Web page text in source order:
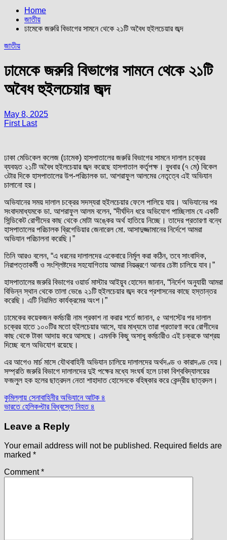
Home
জাতীয়
ঢামেকে জরুরি বিভাগের সামনে থেকে ২১টি অবৈধ হুইলচেয়ার জব্দ
জাতীয়
ঢামেকে জরুরি বিভাগের সামনে থেকে ২১টি
অবৈধ হুইলচেয়ার জব্দ
May 8, 2025
First Last
ঢাকা মেডিকেল কলেজ (ঢামেক) হাসপাতালের জরুরি বিভাগের সামনে দালাল চক্রের
ব্যবহৃত ২১টি অবৈধ হুইলচেয়ার জব্দ করেছে হাসপাতাল কর্তৃপক্ষ। বুধবার (৭ মে) বিকেল
৩টার দিকে হাসপাতালের উপ-পরিচালক ডা. আশরাফুল আলমের নেতৃত্বে এই অভিযান
চালানো হয়।
অভিযানের সময় দালাল চক্রের সদস্যরা হুইলচেয়ার ফেলে পালিয়ে যায়। অভিযানের পর
সংবাদমাধ্যমকে ডা. আশরাফুল আলম বলেন, “দীর্ঘদিন ধরে অভিযোগ পাচ্ছিলাম যে একটি
সিন্ডিকেট রোগীদের কাছ থেকে মোটা অঙ্কের অর্থ হাতিয়ে নিচ্ছে। তাদের প্রতারণা বন্ধে
হাসপাতালের পরিচালক ব্রিগেডিয়ার জেনারেল মো. আসাদুজ্জামানের নির্দেশে আমরা
অভিযান পরিচালনা করেছি।”
তিনি আরও বলেন, “এ ধরনের দালালদের একেবারে নির্মূল করা কঠিন, তবে সাংবাদিক,
নিরাপত্তাকর্মী ও সংশ্লিষ্টদের সহযোগিতায় আমরা নিয়ন্ত্রণে আনার চেষ্টা চালিয়ে যাব।”
হাসপাতালের জরুরি বিভাগের ওয়ার্ড মাস্টার আইয়ুব হোসেন জানান, “নির্দেশ অনুযায়ী আমরা
বিভিন্ন স্থান থেকে তালা ভেঙে ২১টি হুইলচেয়ার জব্দ করে প্রশাসনের কাছে হস্তান্তর
করেছি। এটি নিয়মিত কার্যক্রমের অংশ।”
ঢামেকের কয়েকজন কর্মচারী নাম প্রকাশ না করার শর্তে জানান, ৫ আগস্টের পর দালাল
চক্রের হাতে ১০০টির মতো হুইলচেয়ার আসে, যার মাধ্যমে তারা প্রতারণা করে রোগীদের
কাছ থেকে টাকা আদায় করে আসছে। এমনকি কিছু অসাধু কর্মচারীও এই চক্রকে আশ্রয়
দিচ্ছে বলে অভিযোগ রয়েছে।
এর আগেও মার্চ মাসে যৌথবাহিনী অভিযান চালিয়ে দালালদের অর্থদণ্ড ও কারাদণ্ড দেয়।
সম্প্রতি জরুরি বিভাগে দালালদের দুই পক্ষের মধ্যে সংঘর্ষ হলে ঢাকা বিশ্ববিদ্যালয়ের
ফজলুল হক হলের ছাত্রদল নেতা শাহাদাত হোসেনকে বহিষ্কার করে কেন্দ্রীয় ছাত্রদল।
Post
navigation
কুমিল্লায় সেনাবাহিনীর অভিযানে আটক ৪
ভারতে হেলিকপ্টার বিধ্বস্তে নিহত ৪
Leave a Reply
Your email address will not be published. Required fields are
marked *
Comment*